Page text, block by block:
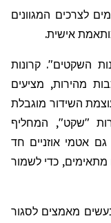
לצרכים המגוונים
אישית.
השקטים". קרונות
כעת ביותר מ-8,000 רכבות מהירות, מציעים
השידור מוגבלת
"שקט", המחליף
גם אטמי אוזניים חד
מתאימים, כדי לשמור
מאמצים לסגור